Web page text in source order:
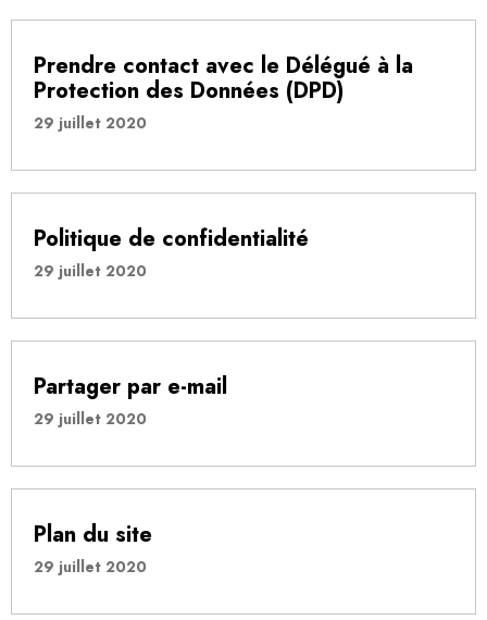
Prendre contact avec le Délégué à la
Protection des Données (DPD)
29 juillet 2020
Politique de confidentialité
29 juillet 2020
Partager par e-mail
29 juillet 2020
Plan du site
29 juillet 2020